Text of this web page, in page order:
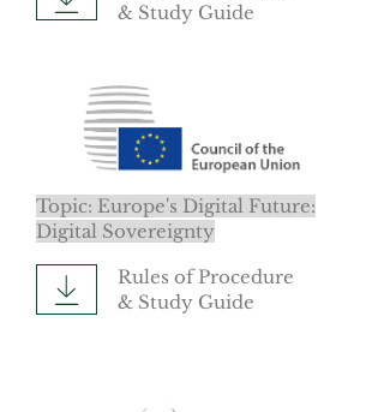
& Study Guide
Topic: Europe's Digital Future:
Digital Sovereignty
Rules of Procedure
& Study Guide